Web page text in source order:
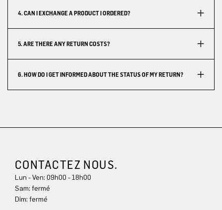
4. CAN I EXCHANGE A PRODUCT I ORDERED?
5. ARE THERE ANY RETURN COSTS?
6. HOW DO I GET INFORMED ABOUT THE STATUS OF MY RETURN?
CONTACTEZ NOUS.
Lun - Ven: 09h00 - 18h00
Sam: fermé
Dim: fermé